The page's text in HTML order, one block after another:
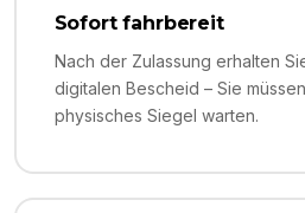
Sofort fahrbereit
Nach der Zulassung erhalten
digitalen Bescheid – Sie
physisches Siegel warten.